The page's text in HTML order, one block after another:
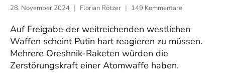
28. November 2024 Florian Rötzer 149 Kommentare
Auf Freigabe der weitreichenden westlichen
Waffen scheint Putin hart reagieren zu müssen.
Mehrere Oreshnik-Raketen würden die
Zerstörungskraft einer Atomwaffe haben.